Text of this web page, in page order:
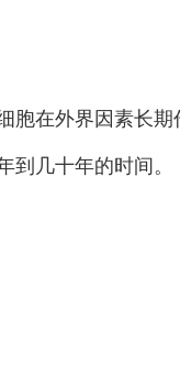
胞在外界因素长
几十年的时间。